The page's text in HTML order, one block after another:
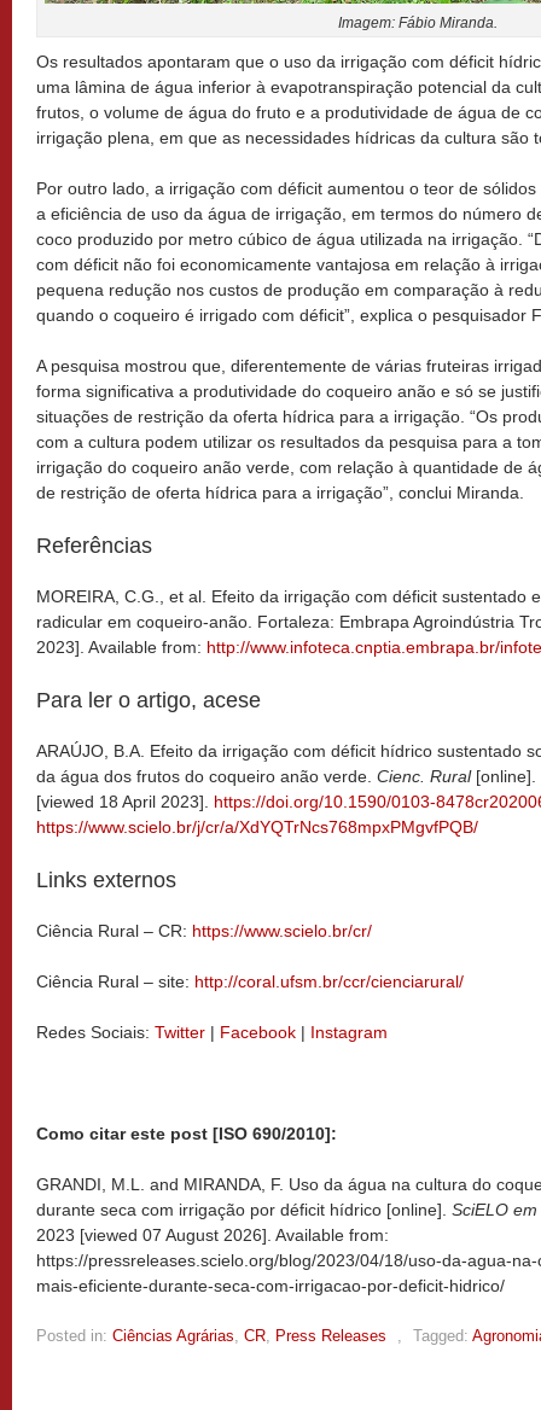
Imagem: Fábio Miranda.
Os resultados apontaram que o uso da irrigação com déficit
uma lâmina de água inferior à evapotranspiração potencial da
frutos, o volume de água do fruto e a produtividade de água de
irrigação plena, em que as necessidades hídricas da cultura são
Por outro lado, a irrigação com déficit aumentou o teor de
a eficiência de uso da água de irrigação, em termos do número
coco produzido por metro cúbico de água utilizada na irrigação.
com déficit não foi economicamente vantajosa em relação à
pequena redução nos custos de produção em comparação à
quando o coqueiro é irrigado com déficit”, explica o pesquisador
A pesquisa mostrou que, diferentemente de várias fruteiras
forma significativa a produtividade do coqueiro anão e só se
situações de restrição da oferta hídrica para a irrigação. “Os
com a cultura podem utilizar os resultados da pesquisa para a
irrigação do coqueiro anão verde, com relação à quantidade de
de restrição de oferta hídrica para a irrigação”, conclui Miranda.
Referências
MOREIRA, C.G., et al. Efeito da irrigação com déficit sustentado
radicular em coqueiro-anão. Fortaleza: Embrapa Agroindústria
2023]. Available from: http://www.infoteca.cnptia.embrapa.br/
Para ler o artigo, acese
ARAÚJO, B.A. Efeito da irrigação com déficit hídrico sustentado
da água dos frutos do coqueiro anão verde. Cienc. Rural[online].
[viewed 18 April 2023]. https://doi.org/10.1590/0103-
https://www.scielo.br/j/cr/a/XdYQTrNcs768mpxPMgvfPQB/
Links externos
Ciência Rural – CR: https://www.scielo.br/cr/
Ciência Rural – site: http://coral.ufsm.br/ccr/cienciarural/
Redes Sociais: Twitter | Facebook | Instagram
Como citar este post [ISO 690/2010]:
GRANDI, M.L. and MIRANDA, F. Uso da água na cultura do
durante seca com irrigação por déficit hídrico [online]. SciELO
2023 [viewed 07 August 2026]. Available from:
https://pressreleases.scielo.org/blog/2023/04/18/uso-da-agua-
mais-eficiente-durante-seca-com-irrigacao-por-deficit-hidrico/
Posted in: Ciências Agrárias, CR, Press Releases , Tagged: